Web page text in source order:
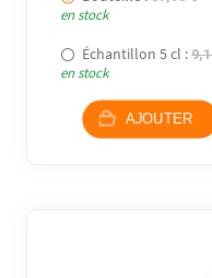
en stock
Échantillon 5 cl :
en stock
AJOUTER